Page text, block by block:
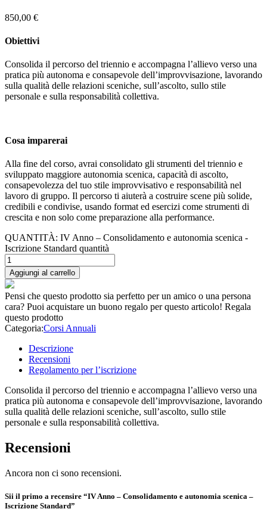
850,00 €
Obiettivi
Consolida il percorso del triennio e accompagna l’allievo verso una
pratica più autonoma e consapevole dell’improvvisazione, lavorando
sulla qualità delle relazioni sceniche, sull’ascolto, sullo stile
personale e sulla responsabilità collettiva.
Cosa imparerai
Alla fine del corso, avrai consolidato gli strumenti del triennio e
sviluppato maggiore autonomia scenica, capacità di ascolto,
consapevolezza del tuo stile improvvisativo e responsabilità nel
lavoro di gruppo. Il percorso ti aiuterà a costruire scene più solide,
credibili e condivise, usando format ed esercizi come strumenti di
crescita e non solo come preparazione alla performance.
QUANTITÀ: IV Anno – Consolidamento e autonomia scenica -
Iscrizione Standard quantità
Aggiungi al carrello
Pensi che questo prodotto sia perfetto per un amico o una persona
cara? Puoi acquistare un buono regalo per questo articolo! Regala
questo prodotto
Categoria:Corsi Annuali
Descrizione
Recensioni
Regolamento per l’iscrizione
Consolida il percorso del triennio e accompagna l’allievo verso una
pratica più autonoma e consapevole dell’improvvisazione, lavorando
sulla qualità delle relazioni sceniche, sull’ascolto, sullo stile
personale e sulla responsabilità collettiva.
Recensioni
Ancora non ci sono recensioni.
Sii il primo a recensire “IV Anno – Consolidamento e autonomia scenica –
Iscrizione Standard”